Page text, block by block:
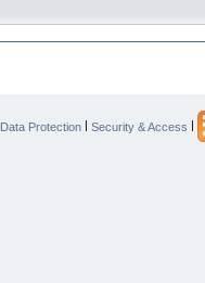
Data Protection | Security & Access |